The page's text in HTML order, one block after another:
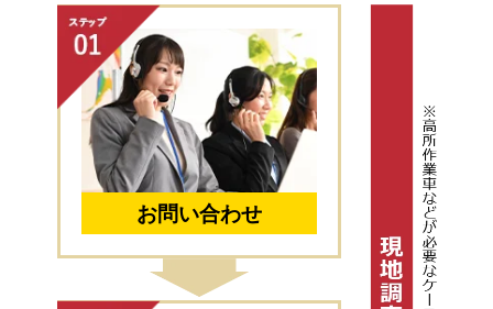
お問い合わせ